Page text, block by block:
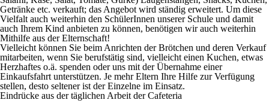
Getränke etc. verkauft; das Angebot wird ständig erweitert. Um diese
Vielfalt auch weiterhin den SchülerInnen unserer Schule und damit
auch Ihrem Kind anbieten zu können, benötigen wir auch weiterhin
Mithilfe aus der Elternschaft!
Vielleicht können Sie beim Anrichten der Brötchen und deren Verkauf
mitarbeiten, wenn Sie berufstätig sind, vielleicht einen Kuchen, etwas
Herzhaftes o.ä. spenden oder uns mit der Übernahme einer
Einkaufsfahrt unterstützen. Je mehr Eltern Ihre Hilfe zur Verfügung
stellen, desto seltener ist der Einzelne im Einsatz.
Eindrücke aus der täglichen Arbeit der Cafeteria